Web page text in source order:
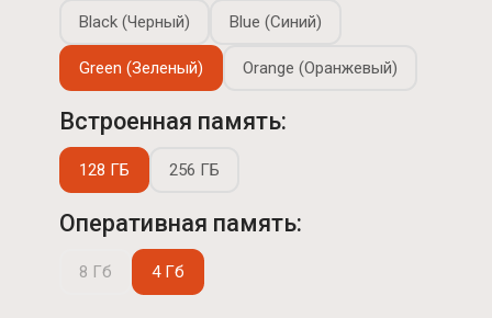
Black (Черный) Blue (Синий)
Green (Зеленый) Orange (Оранжевый)
Встроенная память:
128 ГБ 256 ГБ
Оперативная память:
8 Гб 4 Гб